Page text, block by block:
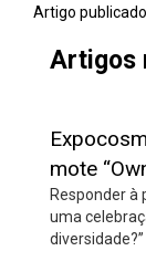
Artigo
Artigos
mote
Responder à
uma